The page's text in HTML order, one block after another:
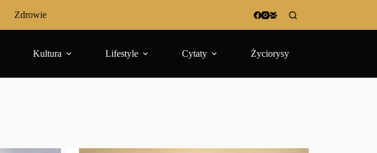
Zdrowie
Kultura Lifestyle Cytaty Życiorysy